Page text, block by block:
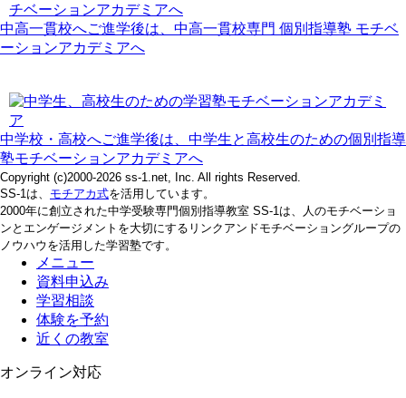
中高一貫校へご進学後は、中高一貫校専門 個別指導塾 モチベ
ーションアカデミアへ
中学校・高校へご進学後は、中学生と高校生のための個別指導
塾モチベーションアカデミアへ
Copyright (c)2000-2026 ss-1.net, Inc. All rights Reserved.
SS-1は、 モチアカ式を活用しています。
2000年に創立された中学受験専門個別指導教室 SS-1は、人のモチベーショ
ンとエンゲージメントを大切にするリンクアンドモチベーショングループの
ノウハウを活用した学習塾です。
メニュー
資料申込み
学習相談
体験を予約
近くの教室
オンライン対応